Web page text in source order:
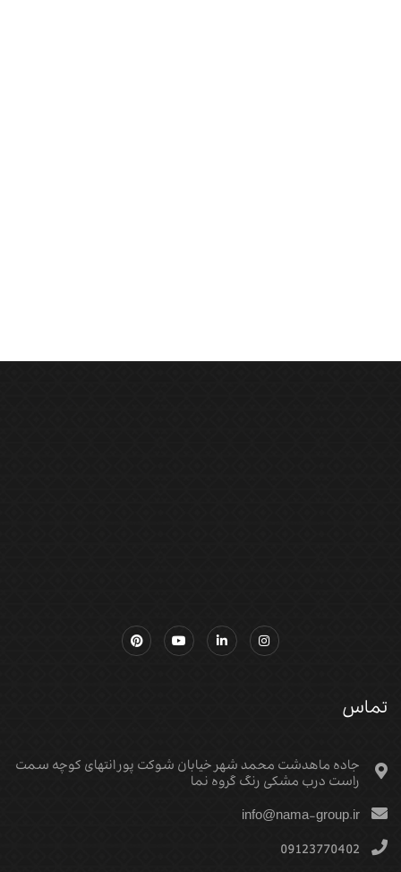
تماس
جاده ماهدشت محمد شهر خیابان شوکت پور انتهای کوچه سمت
راست درب مشکی رنگ گروه نما
info@nama-group.ir
09123770402